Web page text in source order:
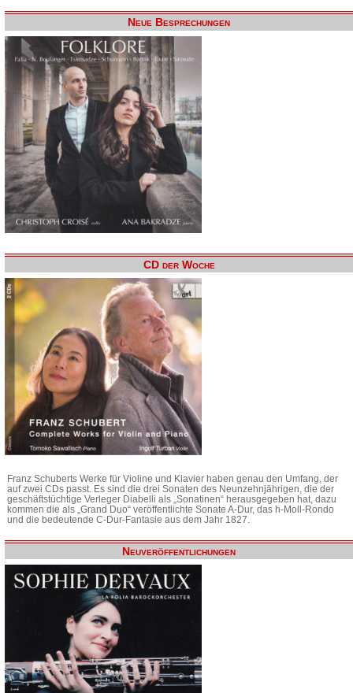
Neue Besprechungen
CD der Woche
Franz Schuberts Werke für Violine und Klavier haben genau den Umfang, der
auf zwei CDs passt. Es sind die drei Sonaten des Neunzehnjährigen, die der
geschäftstüchtige Verleger Diabelli als „Sonatinen“ herausgegeben hat, dazu
kommen die als „Grand Duo“ veröffentlichte Sonate A-Dur, das h-Moll-Rondo
und die bedeutende C-Dur-Fantasie aus dem Jahr 1827.
Neuveröffentlichungen